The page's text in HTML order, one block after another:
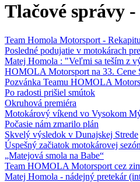
Tlačové správy
Team Homola Motorsport -
Posledné podujatie v motokárach
Matej Homola : "Veľmi sa teším z
HOMOLA Motorsport na 33. Cene
Pozvánka Teamu HOMOLA
Po radosti prišiel smútok
Okruhová premiéra
Motokárový víkend vo Vysokom
Počasie nám zmarilo plán
Skvelý výsledok v Dunajskej Strede
Úspešný začiatok motokárovej
„Matejová smola na Babe“
Team HOMOLA Motorsport cez
Matej Homola - nádejný pretekár